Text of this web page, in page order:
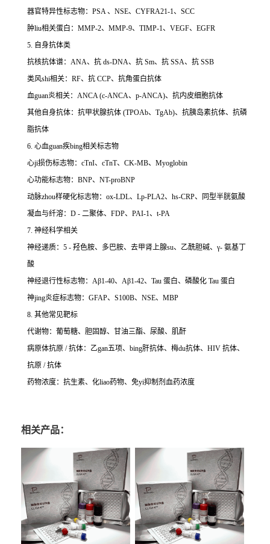
器官特异性标志物：PSA 、NSE、CYFRA21-1、SCC
肿liu相关蛋白：MMP-2、MMP-9、TIMP-1、VEGF、EGFR
5. 自身抗体类
抗核抗体谱：ANA、抗 ds-DNA、抗 Sm、抗 SSA、抗 SSB
类风shi相关：RF、抗 CCP、抗角蛋白抗体
血guan炎相关：ANCA (c-ANCA、p-ANCA)、抗内皮细胞抗体
其他自身抗体：抗甲状腺抗体 (TPOAb、TgAb)、抗胰岛素抗体、抗磷
脂抗体
6. 心血guan疾bing相关标志物
心ji损伤标志物：cTnI、cTnT、CK-MB、Myoglobin
心功能标志物：BNP、NT-proBNP
动脉zhou样硬化标志物：ox-LDL、Lp-PLA2、hs-CRP、同型半胱氨酸
凝血与纤溶：D - 二聚体、FDP、PAI-1、t-PA
7. 神经科学相关
神经递质：5 - 羟色胺、多巴胺、去甲肾上腺su、乙酰胆碱、γ- 氨基丁
酸
神经退行性标志物：Aβ1-40、Aβ1-42、Tau 蛋白、磷酸化 Tau 蛋白
神jing炎症标志物：GFAP、S100B、NSE、MBP
8. 其他常见靶标
代谢物：葡萄糖、胆固醇、甘油三酯、尿酸、肌酐
病原体抗原 / 抗体：乙gan五项、bing肝抗体、梅du抗体、HIV 抗体、
抗原 / 抗体
药物浓度：抗生素、化liao药物、免yi抑制剂血药浓度
相关产品：